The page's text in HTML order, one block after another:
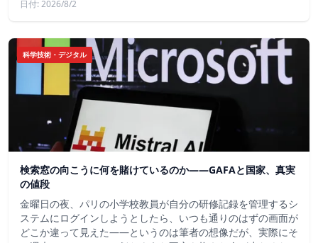
日付: 2026/8/2
科学技術・デジタル
検索窓の向こうに何を賭けているのか——GAFAと国家、真実
の値段
金曜日の夜、パリの小学校教員が自分の研修記録を管理するシ
ステムにログインしようとしたら、いつも通りのはずの画面が
どこか違って見えた——というのは筆者の想像だが、実際にそ